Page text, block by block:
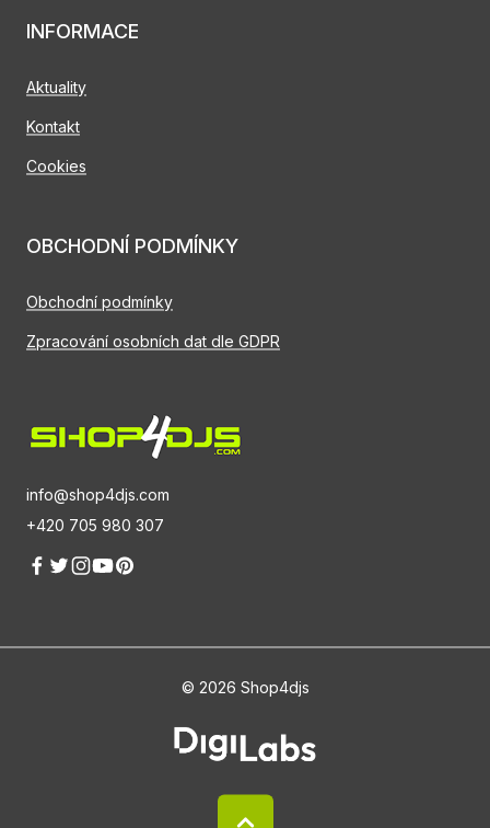
info@shop4djs.com
+420 705 980 307
INFORMACE
Aktuality
Kontakt
Cookies
OBCHODNÍ PODMÍNKY
Obchodní podmínky
Zpracování osobních dat dle GDPR
© 2026 Shop4djs